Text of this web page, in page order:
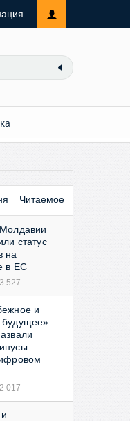
Читаемое
статус
на
в ЕС
527
и
будущее»:
017